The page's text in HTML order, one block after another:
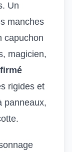
Un
manches
capuchon
magicien,
rigides et
panneaux,